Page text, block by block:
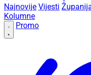
Najnovije Vijesti
Kolumne
Promo